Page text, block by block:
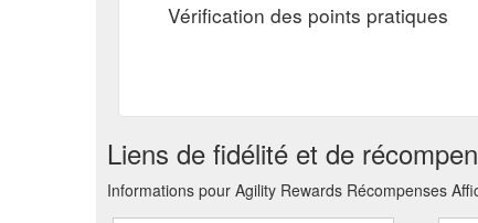
Vérification des points pratiques
Liens de fidélité et de
Informations pour Agility Rewards Récompenses